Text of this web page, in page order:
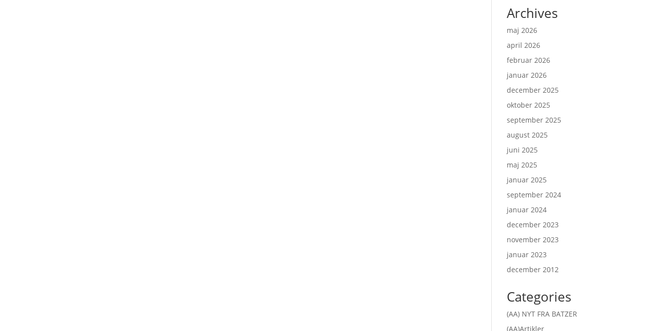
Archives
maj 2026
april 2026
februar 2026
januar 2026
december 2025
oktober 2025
september 2025
august 2025
juni 2025
maj 2025
januar 2025
september 2024
januar 2024
december 2023
november 2023
januar 2023
december 2012
Categories
(AA) NYT FRA BATZER
(AA)Artikler